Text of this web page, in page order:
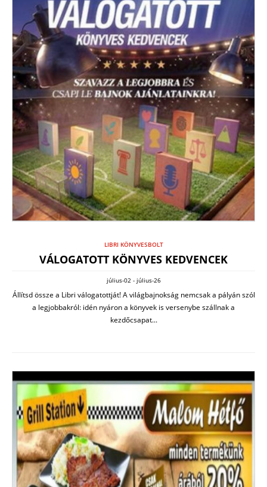
LIBRI KÖNYVESBOLT
VÁLOGATOTT KÖNYVES KEDVENCEK
július-02 - július-26
Állítsd össze a Libri válogatottját! A világbajnokság nemcsak a pályán szól
a legjobbakról: idén nyáron a könyvek is versenybe szállnak a
kezdőcsapat...